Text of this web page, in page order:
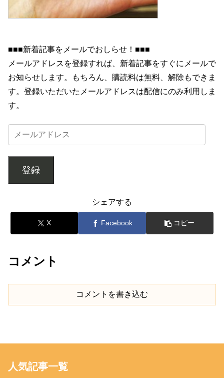
■■■新着記事をメールでおしらせ！■■■
メールアドレスを登録すれば、新着記事をすぐにメールで
お知らせします。もちろん、購読料は無料、解除もできま
す。登録いただいたメールアドレスは配信にのみ利用しま
す。
登録
シェアする
X Facebook コピー
コメント
コメントを書き込む
人気記事一覧